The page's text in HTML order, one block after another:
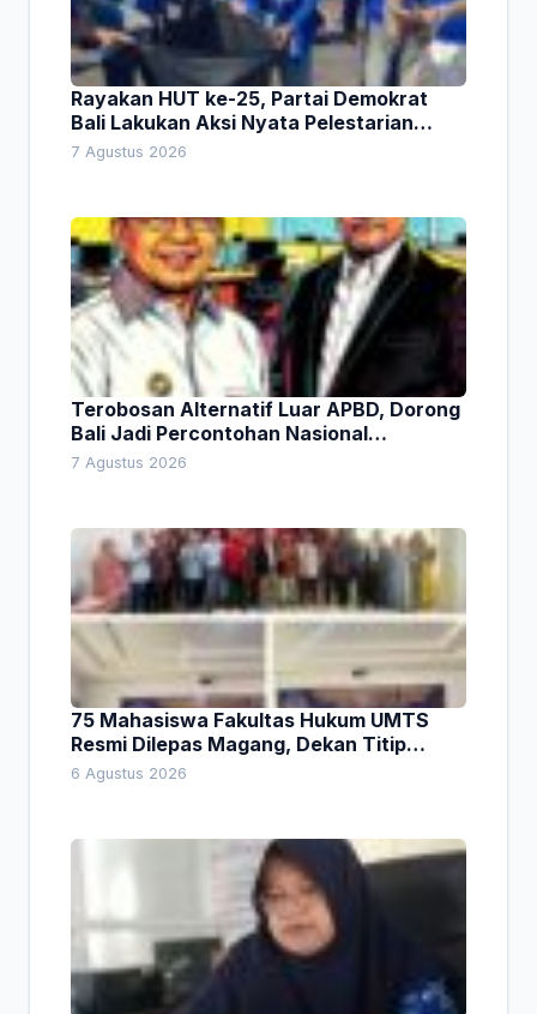
Rayakan HUT ke-25, Partai Demokrat
Bali Lakukan Aksi Nyata Pelestarian
Lingkungan
7 Agustus 2026
Terobosan Alternatif Luar APBD, Dorong
Bali Jadi Percontohan Nasional
Pembiayaan Daerah
7 Agustus 2026
75 Mahasiswa Fakultas Hukum UMTS
Resmi Dilepas Magang, Dekan Titip
Empat Pesan Penting
6 Agustus 2026